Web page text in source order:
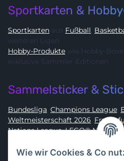
Sportkarten &
Sportkarten aus Fußball,
weiteren Ligen
Hobby-Produkte
exklusive Sammler-Editionen
Sammelsticker &
Bundesliga, Champions League,
Weltmeisterschaft 2026,
Nations League, LEGO® Ninjago
Asterix
Wie wir Cookies & Co